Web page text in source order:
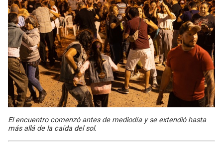
El encuentro comenzó antes de mediodía y se extendió hasta
más allá de la caída del sol.